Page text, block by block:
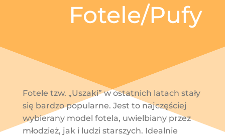
Fotele/Pufy
Fotele tzw. „Uszaki” w ostatnich latach stały
się bardzo popularne. Jest to najczęściej
wybierany model fotela, uwielbiany przez
młodzież, jak i ludzi starszych. Idealnie